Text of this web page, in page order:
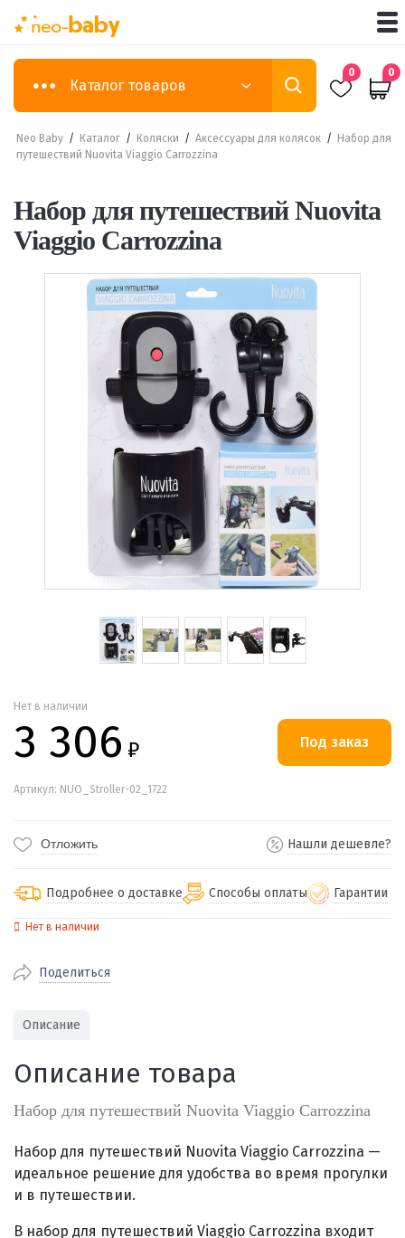
Каталог товаров
0 0
Neo Baby / Каталог / Коляски / Аксессуары для колясок /
Набор для
путешествий Nuovita Viaggio Carrozzina
Набор для путешествий Nuovita
Viaggio Carrozzina
Нет в наличии
3 306 ₽
Артикул: NUO_Stroller-02_1722
Отложить Нашли дешевле?
Подробнее о доставке
доставка
стоимость доставки
службами Пэк, Кит, Луч, Сдэк, Озон
доставка, Почта РФ или любой другой
транспортной компанией на Ваш выбор
Способы оплаты
Наличными при получении (для
городов)
Онлайн через СБП
Гарантии
Нет в наличии
Поделиться
Описание
Описание товара
Набор для путешествий Nuovita Viaggio Carrozzina
Набор для путешествий Nuovita Viaggio Carrozzina —
идеальное решение для удобства во время прогулки
и в путешествии.
В набор для путешествий Viaggio Carrozzina входит